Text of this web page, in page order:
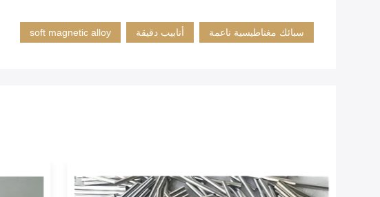
سبائك مغناطيسية ناعمة أنابيب دقيقة soft magnetic alloy